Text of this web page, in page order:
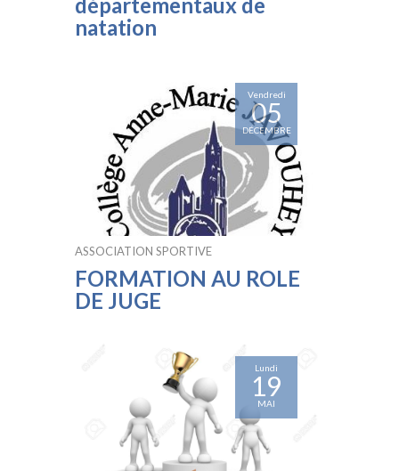
natation
Vendredi
05
DÉCEMBRE
ASSOCIATION SPORTIVE
FORMATION AU ROLE
DE JUGE
Lundi
19
MAI